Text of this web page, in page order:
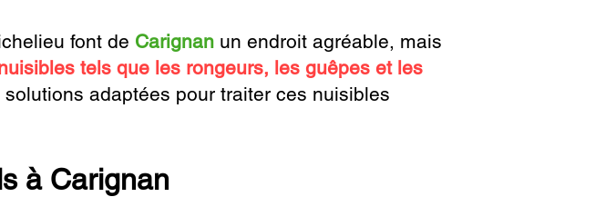
font de Carignan un endroit agréable, mais
tels que les rongeurs, les guêpes et les
adaptées pour traiter ces nuisibles
à Carignan